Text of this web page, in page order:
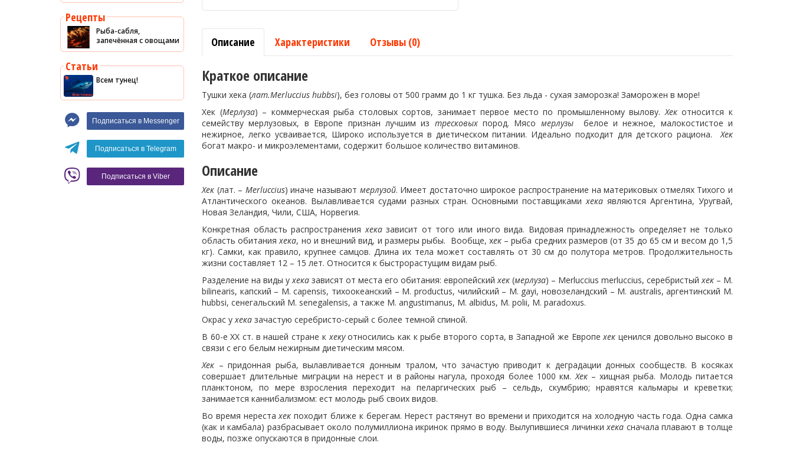
Соусы
Сладости
Рис
Оливки
Мясные изделия
Вино
Белое вино
Красное вино
Кофе
Blaser
Рецепты
Рыба-сабля,
запечённая с овощами
Статьи
Всем тунец!
Подписаться в Messenger
Подписаться в Telegram
Подписаться в Viber
Описание Характеристики Отзывы (0)
Краткое описание
Тушки хека (лат.Merluccius hubbsi), без головы от 500 грамм до 1 кг тушка. Без льда - сухая заморозка! Заморожен в море!
Хек (Мерлуза) – коммерческая рыба столовых сортов, занимает первое место по промышленному вылову.Хекотносится к
семейству мерлузовых, в Европе признан лучшим из тресковыхпород. Мясо мерлузыбелое и нежное, малокостистое и
нежирное, легко усваивается, Широко используется в диетическом питании. Идеально подходит для детского рациона.Хек
богат макро- и микроэлементами, содержит большое количество витаминов.
Описание
Хек (лат. – Merluccius) иначе называют мерлузой. Имеет достаточно широкое распространение на материковых отмелях Тихого и
Атлантического океанов. Вылавливается судами разных стран. Основными поставщикамихека являются Аргентина, Уругвай,
Новая Зеландия, Чили, США, Норвегия.
Конкретная область распространенияхеказависит от того или иного вида. Видовая принадлежность определяет не только
область обитанияхека, но и внешний вид, и размеры рыбы. Вообще, хек– рыба средних размеров (от 35 до 65 см и весом до 1,5
кг). Самки, как правило, крупнее самцов. Длина их тела может составлять от 30 см до полутора метров. Продолжительность
жизни составляет 12 – 15 лет. Относится к быстрорастущим видам рыб.
Разделение на виды ухека зависят от места его обитания: европейскийхек (мерлуза) – Merluccius merluccius, серебристыйхек – M.
bilinearis, капский – M. capensis, тихоокеанский – M. productus, чилийский – M. gayi, новозеландский – M. australis, аргентинский M.
hubbsi, сенегальский M. senegalensis, а также M. angustimanus, M. albidus, M. polii, M. paradoxus.
Окрас ухека зачастую серебристо-серый с более темной спиной.
В 60-е ХХ ст. в нашей стране кхекуотносились как к рыбе второго сорта, в Западной же Европехек ценился довольно высоко в
связи с его белым нежирным диетическим мясом.
Хек – придонная рыба, вылавливается донным тралом, что зачастую приводит к деградации донных сообществ. В косяках
совершает длительные миграции на нерест и в районы нагула, проходя более 1000 км.Хек– хищная рыба. Молодь питается
планктоном, по мере взросления переходит на пеларгических рыб – сельдь, скумбрию; нравятся кальмары и креветки;
занимается каннибализмом: ест молодь рыб своих видов.
Во время нерестахек походит ближе к берегам. Нерест растянут во времени и приходится на холодную часть года. Одна самка
(как и камбала) разбрасывает около полумиллиона икринок прямо в воду. Вылупившиеся личинкихека сначала плавают в толще
воды, позже опускаются в придонные слои.